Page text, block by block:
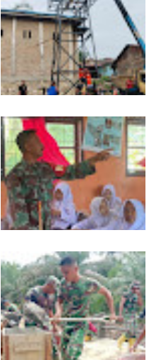
Progres TNI AD Manunggal Air
Dikebut, Babinsa dan Warga
Dirikan Tower Polytank di
Belegen Mulia
Melalui Wasbang, Babinsa
Bentuk Karakter dan Jiwa
Patriotisme Pelajar